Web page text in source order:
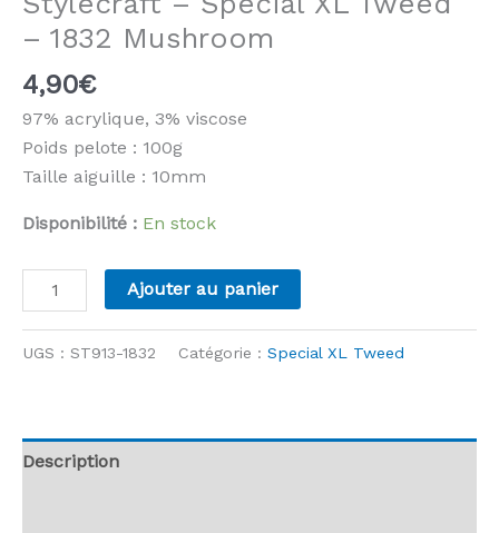
– 1832 Mushroom
4,90€
97% acrylique, 3% viscose
Poids pelote : 100g
Taille aiguille : 10mm
Disponibilité : En stock
quantité
de
Tweed
Ajouter au panier
UGS : ST913-1832 Catégorie : Special XL Tweed
Description